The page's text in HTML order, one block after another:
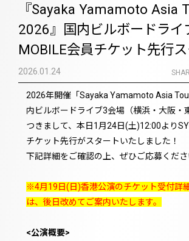
『Sayaka Yamamoto Asia
2026』国内ビルボードライ
MOBILE会員チケット先行ス
2026.01.24
2026年開催「Sayaka Yamamoto Asia
内ビルボードライブ3会場（横浜・大阪・
つきまして、本日1月24日(土)12:00より
チケット先行がスタートいたしました！
下記詳細をご確認の上、ぜひご応募くださ
※4月19日(日)香港公演のチケット受付詳
は、後日改めてご案内いたします。
<公演概要>